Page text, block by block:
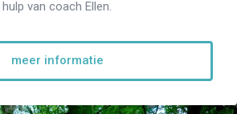
hulp van coach Ellen.
meer informatie